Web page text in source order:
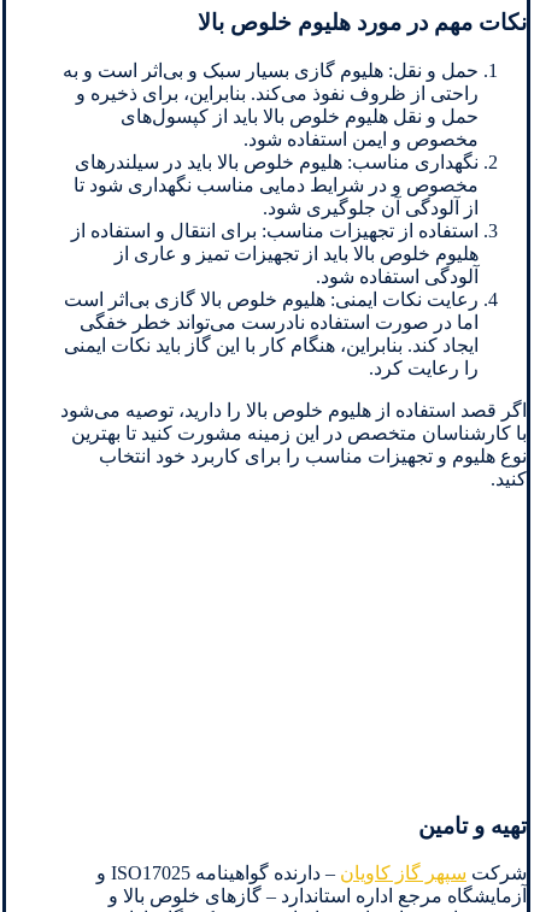
نکات مهم در مورد هلیوم خلوص بالا
حمل و نقل: هلیوم گازی بسیار سبک و بی‌اثر است و به
راحتی از ظروف نفوذ می‌کند. بنابراین، برای ذخیره و
حمل و نقل هلیوم خلوص بالا باید از کپسول‌های
مخصوص و ایمن استفاده شود.
نگهداری مناسب: هلیوم خلوص بالا باید در سیلندرهای
مخصوص و در شرایط دمایی مناسب نگهداری شود تا
از آلودگی آن جلوگیری شود.
استفاده از تجهیزات مناسب: برای انتقال و استفاده از
هلیوم خلوص بالا باید از تجهیزات تمیز و عاری از
آلودگی استفاده شود.
رعایت نکات ایمنی: هلیوم خلوص بالا گازی بی‌اثر است
اما در صورت استفاده نادرست می‌تواند خطر خفگی
ایجاد کند. بنابراین، هنگام کار با این گاز باید نکات ایمنی
را رعایت کرد.
اگر قصد استفاده از هلیوم خلوص بالا را دارید، توصیه می‌شود
با کارشناسان متخصص در این زمینه مشورت کنید تا بهترین
نوع هلیوم و تجهیزات مناسب را برای کاربرد خود انتخاب
کنید.
تهیه و تامین
شرکت سپهر گاز کاویان
– دارنده گواهینامه ISO17025 و
آزمایشگاه مرجع اداره استاندارد – گازهای خلوص بالا و